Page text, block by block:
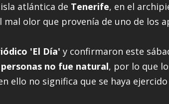
atlántica de Tenerife, en el
mal olor que provenía de uno de los
'El Día' y confirmaron este
no fue natural, por lo que
ello no significa que se haya